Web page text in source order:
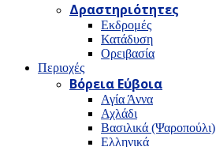
Δραστηριότητες
Εκδρομές
Κατάδυση
Ορειβασία
Περιοχές
Βόρεια Εύβοια
Αγία Άννα
Αχλάδι
Βασιλικά (Ψαροπούλι)
Ελληνικά